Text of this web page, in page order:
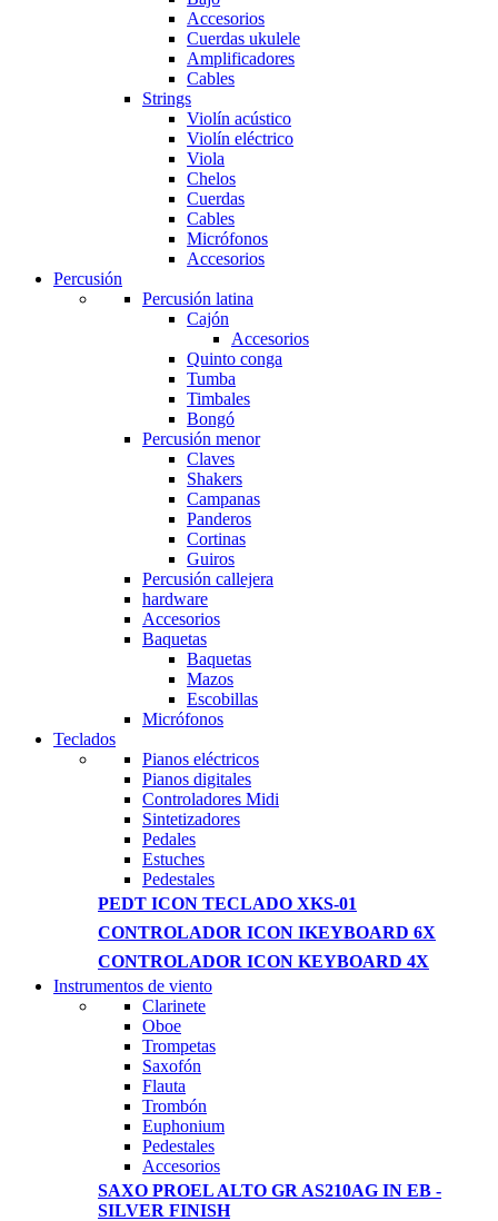
Accesorios
Cuerdas ukulele
Amplificadores
Cables
Strings
Violín acústico
Violín eléctrico
Viola
Chelos
Cuerdas
Cables
Micrófonos
Accesorios
Percusión
Percusión latina
Cajón
Accesorios
Quinto conga
Tumba
Timbales
Bongó
Percusión menor
Claves
Shakers
Campanas
Panderos
Cortinas
Guiros
Percusión callejera
hardware
Accesorios
Baquetas
Baquetas
Mazos
Escobillas
Micrófonos
Teclados
Pianos eléctricos
Pianos digitales
Controladores Midi
Sintetizadores
Pedales
Estuches
Pedestales
PEDT ICON TECLADO XKS-01
CONTROLADOR ICON IKEYBOARD 6X
CONTROLADOR ICON KEYBOARD 4X
View more
Instrumentos de viento
Clarinete
Oboe
Trompetas
Saxofón
Flauta
Trombón
Euphonium
Pedestales
Accesorios
SAXO PROEL ALTO GR AS210AG IN EB -
SILVER FINISH